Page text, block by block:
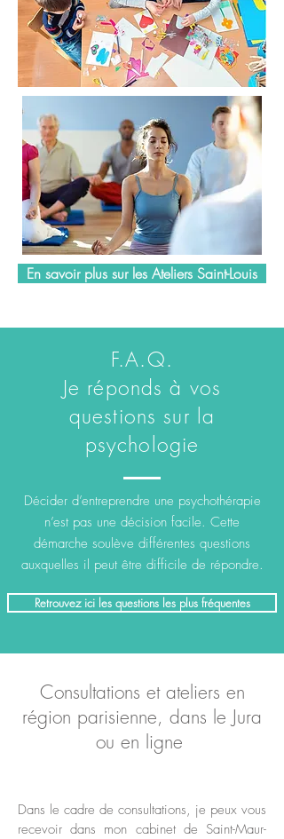
En savoir plus sur les Ateliers Saint-Louis
F.A.Q.
Je réponds à vos
questions sur la
psychologie
Décider d’entreprendre une psychothérapie
n’est pas une décision facile. Cette
démarche soulève différentes questions
auxquelles il peut être difficile de répondre.
Retrouvez ici les questions les plus fréquentes
Consultations et ateliers en
région parisienne, dans le Jura
ou en ligne
Dans le cadre de consultations, je peux vous
recevoir dans mon cabinet de Saint-Maur-